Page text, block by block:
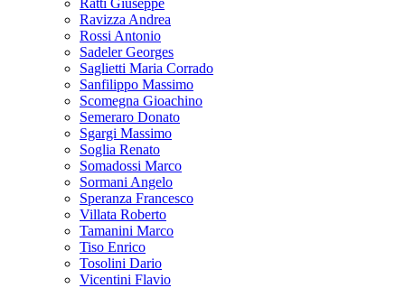
Ratti Giuseppe
Ravizza Andrea
Rossi Antonio
Sadeler Georges
Saglietti Maria Corrado
Sanfilippo Massimo
Scomegna Gioachino
Semeraro Donato
Sgargi Massimo
Soglia Renato
Somadossi Marco
Sormani Angelo
Speranza Francesco
Villata Roberto
Tamanini Marco
Tiso Enrico
Tosolini Dario
Vicentini Flavio